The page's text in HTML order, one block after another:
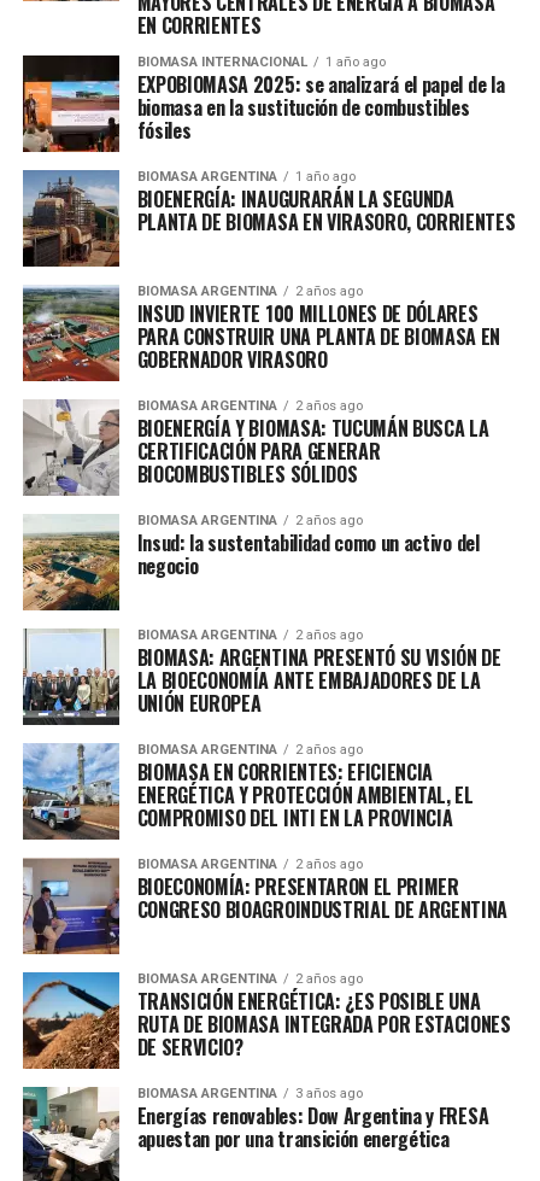
EN CORRIENTES
BIOMASA INTERNACIONAL 1 año ago
EXPOBIOMASA 2025: se analizará el papel de la
biomasa en la sustitución de combustibles
fósiles
BIOMASA ARGENTINA 1 año ago
BIOENERGÍA: INAUGURARÁN LA SEGUNDA
PLANTA DE BIOMASA EN VIRASORO, CORRIENTES
BIOMASA ARGENTINA 2 años ago
INSUD INVIERTE 100 MILLONES DE DÓLARES
PARA CONSTRUIR UNA PLANTA DE BIOMASA EN
GOBERNADOR VIRASORO
BIOMASA ARGENTINA 2 años ago
BIOENERGÍA Y BIOMASA: TUCUMÁN BUSCA LA
CERTIFICACIÓN PARA GENERAR
BIOCOMBUSTIBLES SÓLIDOS
BIOMASA ARGENTINA 2 años ago
Insud: la sustentabilidad como un activo del
negocio
BIOMASA ARGENTINA 2 años ago
BIOMASA: ARGENTINA PRESENTÓ SU VISIÓN DE
LA BIOECONOMÍA ANTE EMBAJADORES DE LA
UNIÓN EUROPEA
BIOMASA ARGENTINA 2 años ago
BIOMASA EN CORRIENTES: EFICIENCIA
ENERGÉTICA Y PROTECCIÓN AMBIENTAL, EL
COMPROMISO DEL INTI EN LA PROVINCIA
BIOMASA ARGENTINA 2 años ago
BIOECONOMÍA: PRESENTARON EL PRIMER
CONGRESO BIOAGROINDUSTRIAL DE ARGENTINA
BIOMASA ARGENTINA 2 años ago
TRANSICIÓN ENERGÉTICA: ¿ES POSIBLE UNA
RUTA DE BIOMASA INTEGRADA POR ESTACIONES
DE SERVICIO?
BIOMASA ARGENTINA 3 años ago
Energías renovables: Dow Argentina y FRESA
apuestan por una transición energética